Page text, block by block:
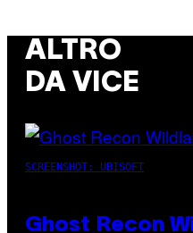
ALTRO
DA VICE
SCREENSHOT: UBISOFT
Ghost Recon